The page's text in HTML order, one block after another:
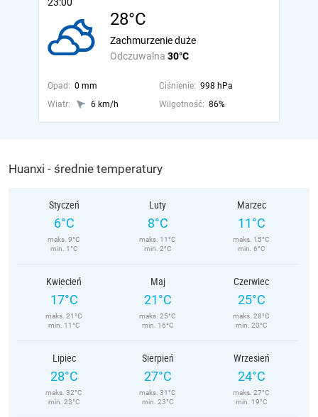
28°C
Odczuwalna 30°C
Zachmurzenie duże
Opad: 0 mm Ciśnienie: 998 hPa
Wiatr:
6 km/h Wilgotność: 86%
Huanxi - średnie temperatury
Styczeń
6°C
maks. 9°C
min. 1°C
Luty
8°C
maks. 11°C
min. 2°C
Marzec
11°C
maks. 15°C
min. 6°C
Kwiecień
17°C
maks. 21°C
min. 11°C
Maj
21°C
maks. 25°C
min. 16°C
Czerwiec
25°C
maks. 28°C
min. 20°C
Lipiec
28°C
maks. 32°C
min. 23°C
Sierpień
27°C
maks. 31°C
min. 23°C
Wrzesień
24°C
maks. 27°C
min. 19°C